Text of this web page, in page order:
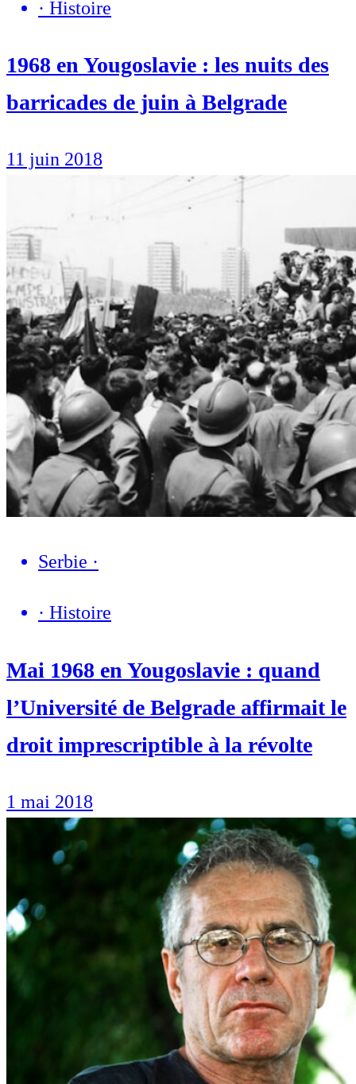
· Histoire
1968 en Yougoslavie : les nuits des
barricades de juin à Belgrade
11 juin 2018
Serbie ·
· Histoire
Mai 1968 en Yougoslavie : quand
l’Université de Belgrade affirmait le
droit imprescriptible à la révolte
1 mai 2018